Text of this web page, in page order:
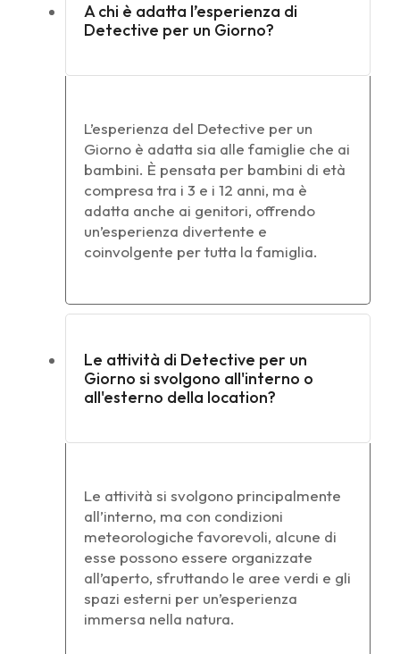
A chi è adatta l’esperienza di
Detective per un Giorno?
L’esperienza del Detective per un
Giorno è adatta sia alle famiglie che ai
bambini. È pensata per bambini di età
compresa tra i 3 e i 12 anni, ma è
adatta anche ai genitori, offrendo
un’esperienza divertente e
coinvolgente per tutta la famiglia.
Le attività di Detective per un
Giorno si svolgono all'interno o
all'esterno della location?
Le attività si svolgono principalmente
all’interno, ma con condizioni
meteorologiche favorevoli, alcune di
esse possono essere organizzate
all’aperto, sfruttando le aree verdi e gli
spazi esterni per un’esperienza
immersa nella natura.